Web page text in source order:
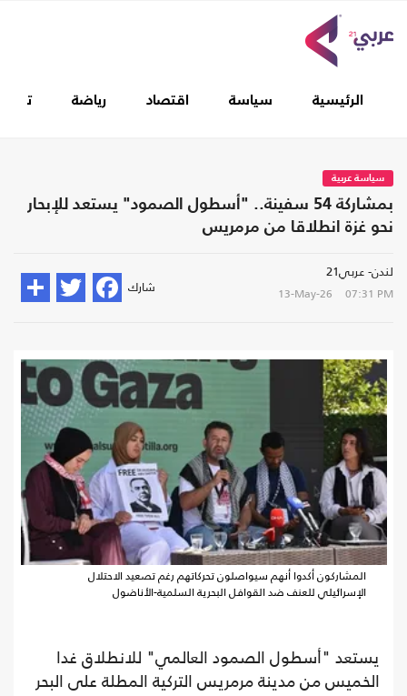
الرئيسية سياسة اقتصاد رياضة
سياسة عربية
بمشاركة 54 سفينة.. "أسطول الصمود" يستعد للإبحار
نحو غزة انطلاقا من مرمريس
لندن- عربي21
13-May-26 07:31 PM شارك
المشاركون أكدوا أنهم سيواصلون تحركاتهم رغم تصعيد الاحتلال
الإسرائيلي للعنف ضد القوافل البحرية السلمية-الأناضول
يستعد "أسطول الصمود العالمي" للانطلاق غدا
الخميس من مدينة مرمريس التركية المطلة على البحر